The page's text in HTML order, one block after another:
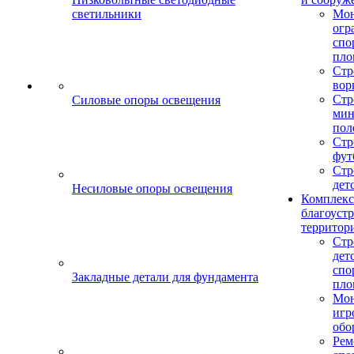
светильники
Силовые опоры освещения
Несиловые опоры освещения
Закладные детали для фундамента